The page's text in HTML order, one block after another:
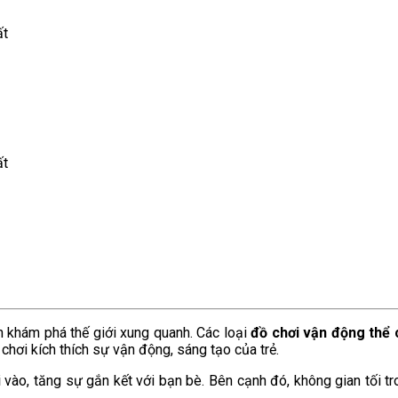
phá thế giới xung quanh. Các loạiđồ chơi vận động thể
kích thích sự vận động, sáng tạo của trẻ.
tăng sự gắn kết với bạn bè. Bên cạnh đó, không gian tối